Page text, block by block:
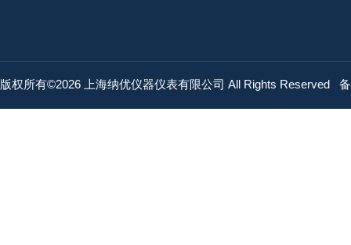
版权所有©2026 上海纳优仪器仪表有限公司 All Rights Reserved